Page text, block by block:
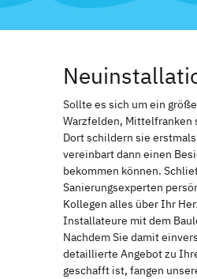
Sollte es sich um ein
Warzfelden, Mittelfranken
Dort schildern sie
vereinbart dann einen
bekommen können.
Sanierungsexperten
Kollegen alles über Ihr
Installateure mit dem
Nachdem Sie damit
detaillierte Angebot zu
geschafft ist, fangen